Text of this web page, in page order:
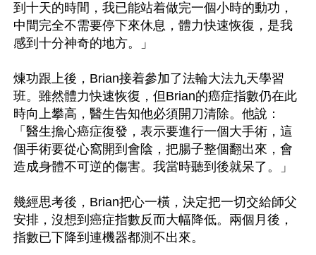
到十天的時間，我已能站着做完一個小時的動功，
中間完全不需要停下來休息，體力快速恢復，是我
感到十分神奇的地方。」
煉功跟上後，Brian接着參加了法輪大法九天學習
班。雖然體力快速恢復，但Brian的癌症指數仍在此
時向上攀高，醫生告知他必須開刀清除。他說：
「醫生擔心癌症復發，表示要進行一個大手術，這
個手術要從心窩開到會陰，把腸子整個翻出來，會
造成身體不可逆的傷害。我當時聽到後就呆了。」
幾經思考後，Brian把心一橫，決定把一切交給師父
安排，沒想到癌症指數反而大幅降低。兩個月後，
指數已下降到連機器都測不出來。